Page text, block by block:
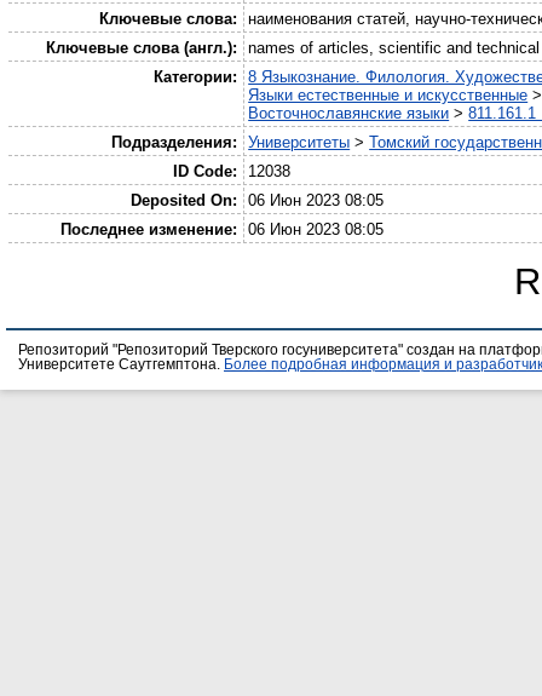
Ключевые слова:
наименования статей, научно-
Ключевые слова (англ.):
names of articles, scientific and
Категории:
8 Языкознание. Филология.
Языки естественные и искусственные
Восточнославянские языки >811.161.1
Подразделения:
Университеты >Томский
ID Code:
12038
Deposited On:
06 Июн 2023 08:05
Последнее изменение:
06 Июн 2023 08:05
Репозиторий "Репозиторий Тверского госуниверситета" создан на
Университете Саутгемптона. Более подробная информация и